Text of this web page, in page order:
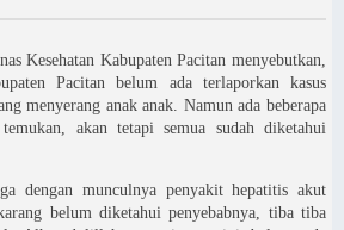
Kesehatan Kabupaten Pacitan menyebutkan,
Pacitan belum ada terlaporkan kasus
menyerang anak anak. Namun ada beberapa
akan tetapi semua sudah diketahui
dengan munculnya penyakit hepatitis akut
belum diketahui penyebabnya, tiba tiba